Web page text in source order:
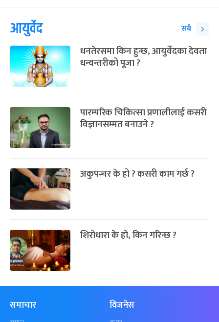
आयुर्वेद सबै
धनतेरसमा किन हुन्छ, आयुर्वेदका देवता
धन्वन्तरीको पूजा ?
पारम्परिक चिकित्सा प्रणालीलाई कसरी
विज्ञानसम्मत बनाउने ?
अकुपन्चर के हो ? कसरी काम गर्छ ?
शिरोधारा के हो, किन गरिन्छ ?
समाचार विजनेस